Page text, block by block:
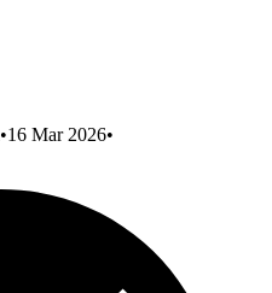
•16 Mar 2026•